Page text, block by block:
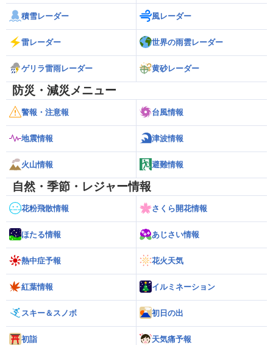
積雪レーダー 風レーダー
雷レーダー 世界の雨雲レーダー
ゲリラ雷雨レーダー 黄砂レーダー
防災・減災メニュー
警報・注意報 台風情報
地震情報 津波情報
火山情報 避難情報
自然・季節・レジャー情報
花粉飛散情報 さくら開花情報
ほたる情報 あじさい情報
熱中症予報 花火天気
紅葉情報 イルミネーション
スキー＆スノボ 初日の出
初詣 天気痛予報